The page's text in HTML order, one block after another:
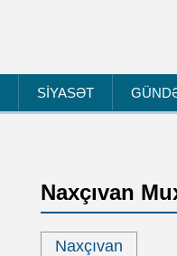
SİYASƏT
Naxçıvan
Naxçıvan